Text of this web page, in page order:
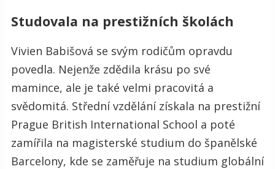
Studovala na prestižních školách
Vivien Babišová se svým rodičům opravdu
povedla. Nejenže zdědila krásu po své
mamince, ale je také velmi pracovitá a
svědomitá. Střední vzdělání získala na prestižní
Prague British International School a poté
zamířila na magisterské studium do španělské
Barcelony, kde se zaměřuje na studium globální